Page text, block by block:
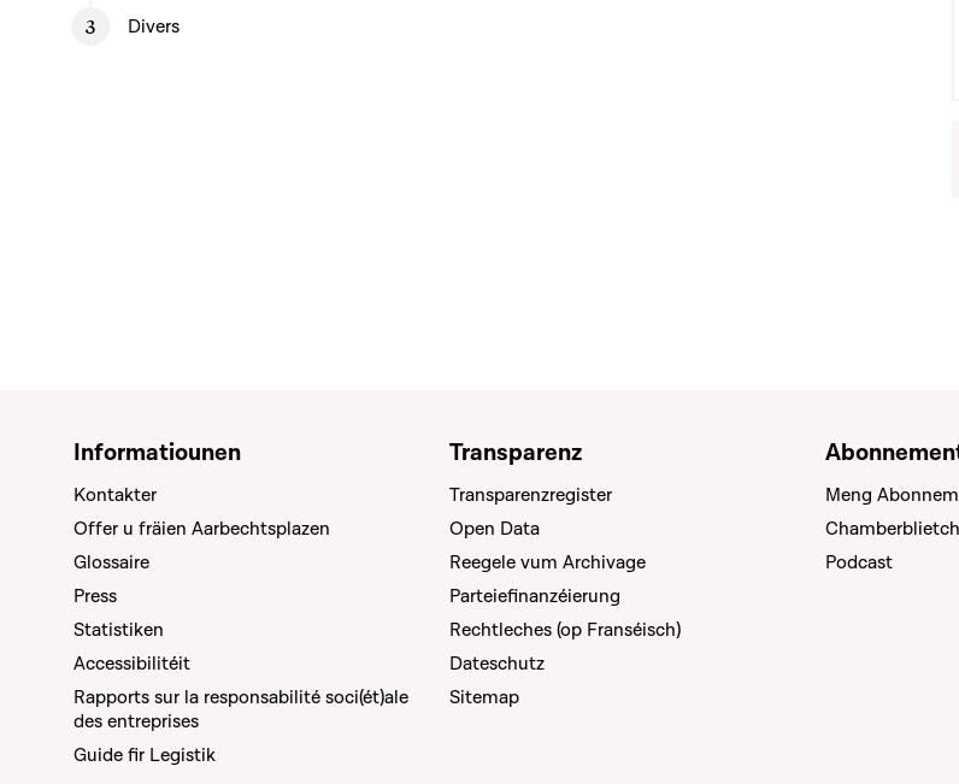
Divers
Informatiounen
Kontakter
Offer u fräien Aarbechtsplazen
Glossaire
Press
Statistiken
Accessibilitéit
Rapports sur la responsabilité soci(ét)ale
des entreprises
Guide fir Legistik
Transparenz
Transparenzregister
Open Data
Reegele vum Archivage
Parteiefinanzéierung
Rechtleches (op Franséisch)
Dateschutz
Sitemap
Meng
Podcast